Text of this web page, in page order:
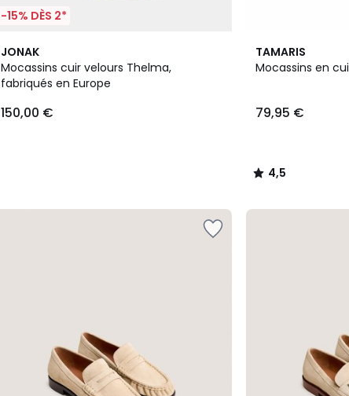
-15% DÈS 2*
JONAK
Mocassins cuir velours Thelma,
fabriqués en Europe
150,00 €
TAMARIS
Mocassins en
79,95 €
4,5
/ 5
2
Couleurs
4,5
/